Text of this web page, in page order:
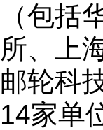
（包括
所、上
邮轮科
14家单